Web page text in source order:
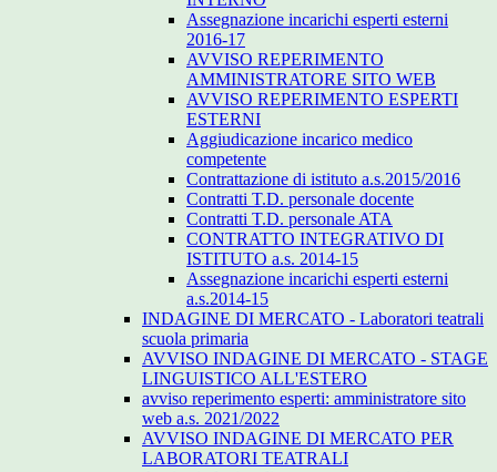
Assegnazione incarichi esperti esterni
2016-17
AVVISO REPERIMENTO
AMMINISTRATORE SITO WEB
AVVISO REPERIMENTO ESPERTI
ESTERNI
Aggiudicazione incarico medico
competente
Contrattazione di istituto a.s.2015/2016
Contratti T.D. personale docente
Contratti T.D. personale ATA
CONTRATTO INTEGRATIVO DI
ISTITUTO a.s. 2014-15
Assegnazione incarichi esperti esterni
a.s.2014-15
INDAGINE DI MERCATO - Laboratori teatrali
scuola primaria
AVVISO INDAGINE DI MERCATO - STAGE
LINGUISTICO ALL'ESTERO
avviso reperimento esperti: amministratore sito
web a.s. 2021/2022
AVVISO INDAGINE DI MERCATO PER
LABORATORI TEATRALI